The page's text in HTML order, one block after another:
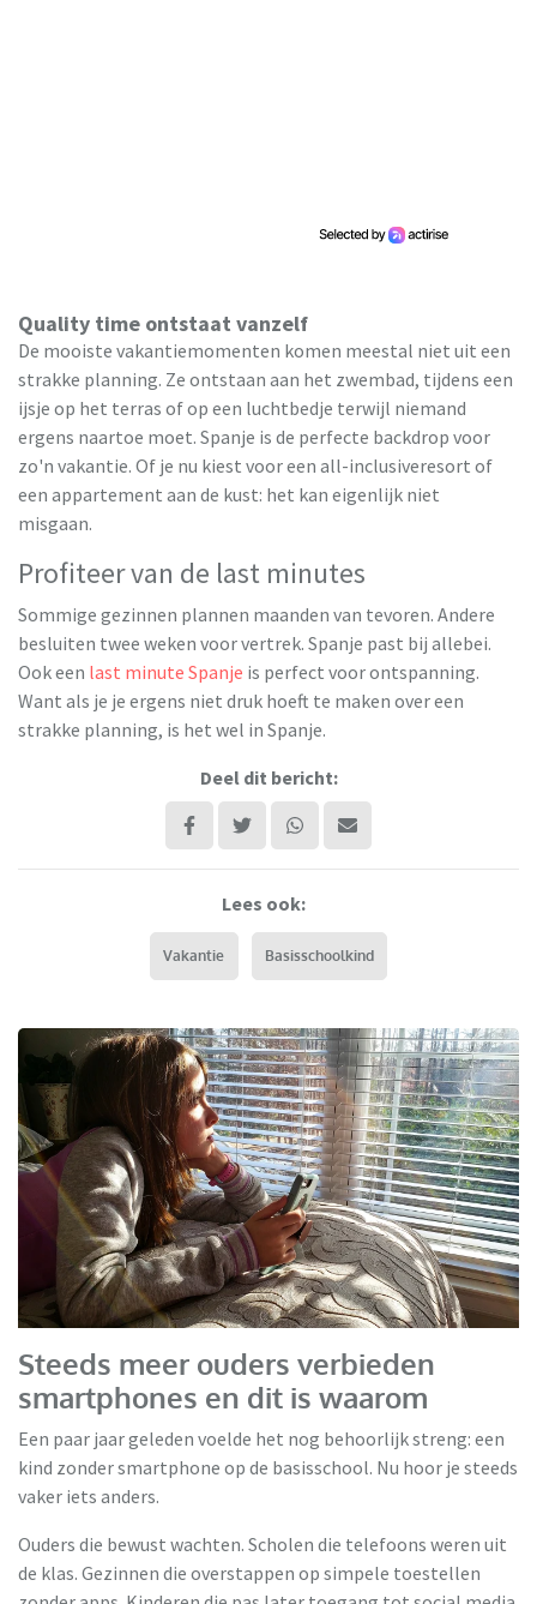
Quality time ontstaat vanzelf
De mooiste vakantiemomenten komen meestal niet uit een
strakke planning. Ze ontstaan aan het zwembad, tijdens een
ijsje op het terras of op een luchtbedje terwijl niemand
ergens naartoe moet. Spanje is de perfecte backdrop voor
zo'n vakantie. Of je nu kiest voor een all-inclusiveresort of
een appartement aan de kust: het kan eigenlijk niet
misgaan.
Profiteer van de last minutes
Sommige gezinnen plannen maanden van tevoren. Andere
besluiten twee weken voor vertrek. Spanje past bij allebei.
Ook een last minute Spanje is perfect voor ontspanning.
Want als je je ergens niet druk hoeft te maken over een
strakke planning, is het wel in Spanje.
Deel dit bericht:
Lees ook:
Vakantie Basisschoolkind
Steeds meer ouders verbieden
smartphones en dit is waarom
Een paar jaar geleden voelde het nog behoorlijk streng: een
kind zonder smartphone op de basisschool. Nu hoor je steeds
vaker iets anders.
Ouders die bewust wachten. Scholen die telefoons weren uit
de klas. Gezinnen die overstappen op simpele toestellen